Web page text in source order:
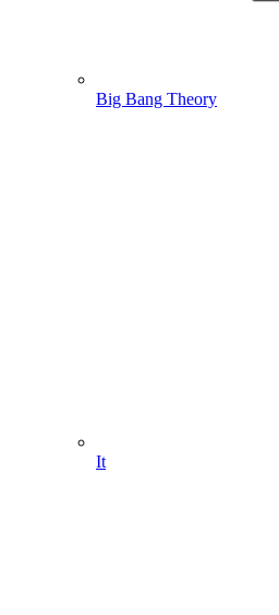
Big Bang Theory
It